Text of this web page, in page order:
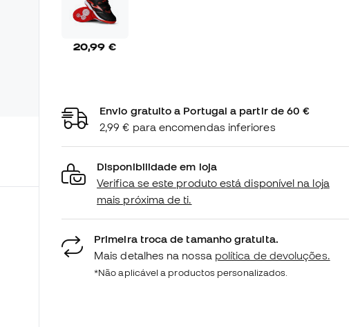
20,99 €
Envio gratuito a Portugal a partir de 60 €
2,99 € para encomendas inferiores
Disponibilidade em loja
Verifica se este produto está disponível na loja
mais próxima de ti.
Primeira troca de tamanho gratuita.
Mais detalhes na nossa política de devoluções.
*Não aplicável a productos personalizados.